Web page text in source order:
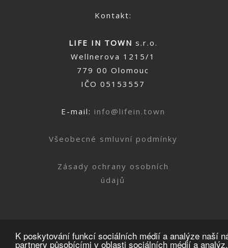
K poskytování funkcí sociálních médií a analýze naší
partnery působícími v oblasti sociálních médií a analýz.
Kontakt:
LIFE IN TOWN s.r.o.
Wellnerova 1215/1
779 00 Olomouc
IČO 05153557
E-mail: info@lifein.town
Všeobecné smluvní podmínky
Zásady ochrany osobních
údajů